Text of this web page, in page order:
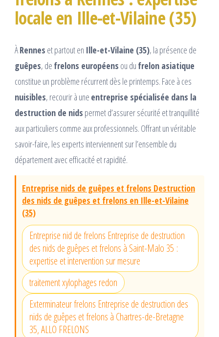
locale en Ille-et-Vilaine (35)
ÀRennes et partout en Ille-et-Vilaine (35), la présence de
guêpes, de frelons européens ou du frelon asiatique
constitue un problème récurrent dès le printemps. Face à ces
nuisibles, recourir à une entreprise spécialisée dans la
destruction de nids permet d’assurer sécurité et tranquillité
aux particuliers comme aux professionnels. Offrant un véritable
savoir-faire, les experts interviennent sur l’ensemble du
département avec efficacité et rapidité.
Entreprise nids de guêpes et frelons Destruction
des nids de guêpes et frelons en Ille-et-Vilaine
(35)
Entreprise nid de frelons Entreprise de destruction
des nids de guêpes et frelons à Saint-Malo 35 :
expertise et intervention sur mesure
traitement xylophages redon
Exterminateur frelons Entreprise de destruction des
nids de guêpes et frelons à Chartres-de-Bretagne
35, ALLO FRELONS